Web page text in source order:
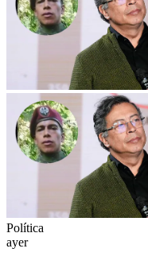
Política
ayer